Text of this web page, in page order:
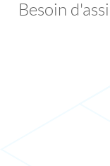
Besoin